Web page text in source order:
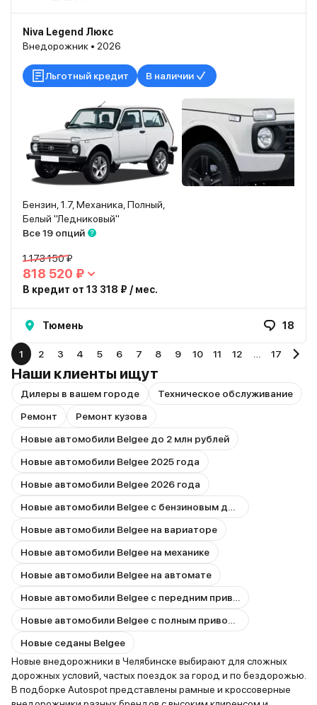
Niva Legend Люкс
Внедорожник • 2026
Льготный кредит В наличии
Бензин, 1.7, Механика, Полный,
Белый "Ледниковый"
Все 19 опций
1 173 150 ₽
818 520 ₽
В кредит от 13 318 ₽ / мес.
Тюмень 18
1 2 3 4 5 6 7 8 9 10 11 12 17
Наши клиенты ищут
Дилеры в вашем городе
Техническое обслуживание
Ремонт
Ремонт кузова
Новые автомобили Belgee до 2 млн рублей
Новые автомобили Belgee 2025 года
Новые автомобили Belgee 2026 года
Новые автомобили Belgee на вариаторе
Новые автомобили Belgee на механике
Новые автомобили Belgee на автомате
Новые седаны Belgee
Новые внедорожники в Челябинске выбирают для сложных
дорожных условий, частых поездок за город и по бездорожью.
В подборке Autospot представлены рамные и кроссоверные